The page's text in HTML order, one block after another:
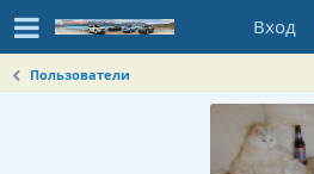
Вход
Пользователи